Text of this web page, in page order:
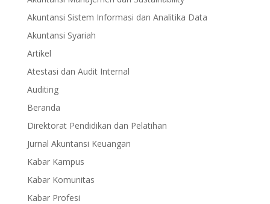
Akuntansi Sistem Informasi dan Analitika Data
Akuntansi Syariah
Artikel
Atestasi dan Audit Internal
Auditing
Beranda
Direktorat Pendidikan dan Pelatihan
Jurnal Akuntansi Keuangan
Kabar Kampus
Kabar Komunitas
Kabar Profesi